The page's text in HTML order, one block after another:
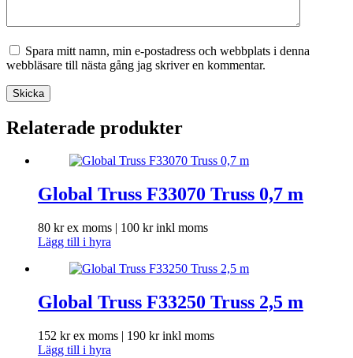
Spara mitt namn, min e-postadress och webbplats i denna
webbläsare till nästa gång jag skriver en kommentar.
Skicka
Relaterade produkter
Global Truss F33070 Truss 0,7 m
80 krex moms | 100 krinkl moms
Lägg till i hyra
Global Truss F33250 Truss 2,5 m
152 krex moms | 190 krinkl moms
Lägg till i hyra